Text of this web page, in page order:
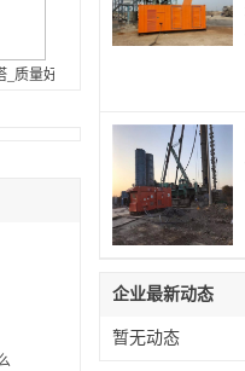
应
质量好的烘干机哪里有卖
企业最新动态
暂无动态